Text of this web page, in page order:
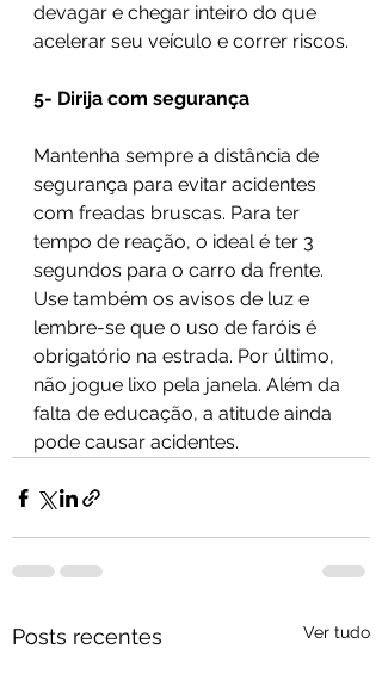
devagar e chegar inteiro do que
acelerar seu veículo e correr riscos.
5- Dirija com segurança
Mantenha sempre a distância de
segurança para evitar acidentes
com freadas bruscas. Para ter
tempo de reação, o ideal é ter 3
segundos para o carro da frente.
Use também os avisos de luz e
lembre-se que o uso de faróis é
obrigatório na estrada. Por último,
não jogue lixo pela janela. Além da
falta de educação, a atitude ainda
pode causar acidentes.
Posts recentes Ver tudo